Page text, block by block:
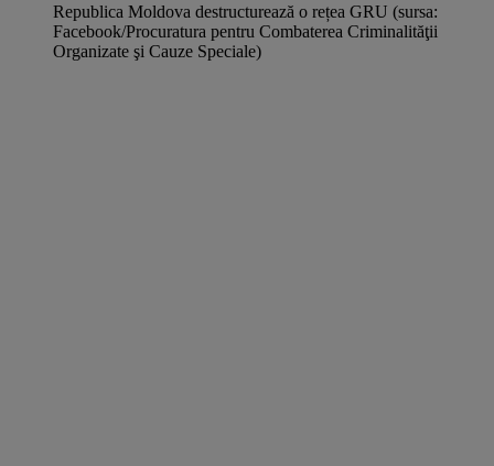
Republica Moldova destructurează o rețea GRU (sursa:
Facebook/Procuratura pentru Combaterea Criminalităţii
Organizate şi Cauze Speciale)